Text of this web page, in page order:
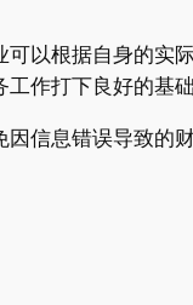
以根据自身的实
作打下良好的基础
信息错误导致的